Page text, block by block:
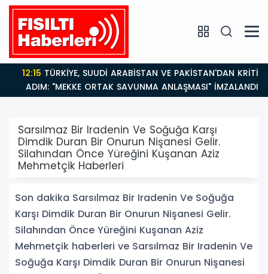
12:15TÜRKİYE, SUUDİ ARABİSTAN VE PAKİSTAN'DAN KRİTİK
ADIM: "MEKKE ORTAK SAVUNMA ANLAŞMASI" İMZALANDI!
Sarsılmaz Bir Iradenin Ve Soğuğa Karşı
Dimdik Duran Bir Onurun Nişanesi Gelir.
Silahından Önce Yüreğini Kuşanan Aziz
Mehmetçik Haberleri
Son dakika Sarsılmaz Bir Iradenin Ve Soğuğa
Karşı Dimdik Duran Bir Onurun Nişanesi Gelir.
Silahından Önce Yüreğini Kuşanan Aziz
Mehmetçik haberleri ve Sarsılmaz Bir Iradenin Ve
Soğuğa Karşı Dimdik Duran Bir Onurun Nişanesi